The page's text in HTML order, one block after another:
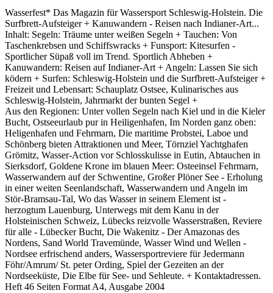
Wasserfest* Das Magazin für Wassersport Schleswig-Holstein. Die
Surfbrett-Aufsteiger + Kanuwandern - Reisen nach Indianer-Art...
Inhalt: Segeln: Träume unter weißen Segeln + Tauchen: Von
Taschenkrebsen und Schiffswracks + Funsport: Kitesurfen -
Sportlicher Süpaß voll im Trend. Sportlich Abheben +
Kanuwandern: Reisen auf Indianer-Art + Angeln: Lassen Sie sich
ködern + Surfen: Schleswig-Holstein und die Surfbrett-Aufsteiger +
Freizeit und Lebensart: Schauplatz Ostsee, Kulinarisches aus
Schleswig-Holstein, Jahrmarkt der bunten Segel +
Aus den Regionen: Unter vollen Segeln nach Kiel und in die Kieler
Bucht, Ostseeurlaub pur in Heiligenhafen, Im Norden ganz oben:
Heligenhafen und Fehrmarn, Die maritime Probstei, Laboe und
Schönberg bieten Attraktionen und Meer, Törnziel Yachtghafen
Grömitz, Wasser-Action vor Schlosskulisse in Eutin, Abtauchen in
Sierksdorf, Goldene Krone im blauen Meer: Osteeinsel Fehrmarn,
Wasserwandern auf der Schwentine, Großer Plöner See - Erholung
in einer weiten Seenlandschaft, Wasserwandern und Angeln im
Stör-Bramsau-Tal, Wo das Wasser in seinem Element ist -
herzogtum Lauenburg, Unterwegs mit dem Kanu in der
Holsteinischen Schweiz, Lübecks reizvolle Wasserstraßen, Reviere
für alle - Lübecker Bucht, Die Wakenitz - Der Amazonas des
Nordens, Sand World Travemünde, Wasser Wind und Wellen -
Nordsee erfrischend anders, Wassersportreviere für Jedermann
Föhr/Amrum/ St. peter Ording, Spiel der Gezeiten an der
Nordseeküste, Die Elbe für See- und Sehleute. + Kontaktadressen.
Heft 46 Seiten Format A4, Ausgabe 2004